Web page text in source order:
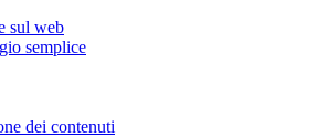
sul web
semplice
dei contenuti